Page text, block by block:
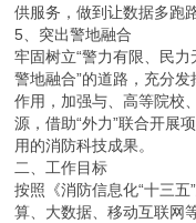
供服务，做到让数据多跑
5、突出警地融合
牢固树立“警力有限、民力
警地融合”的道路，充分
作用，加强与、高等院校
源，借助“外力”联合开展
用的消防科技成果。
二、工作目标
按照《消防信息化“十三
算、大数据、移动互联网